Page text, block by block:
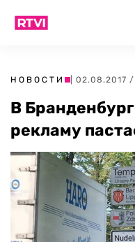
НОВОСТИ | 02.08.2017
В
рекламу